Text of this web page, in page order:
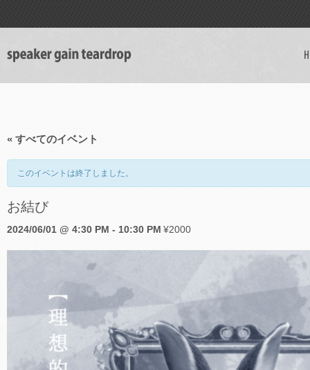
« すべてのイベント
このイベントは終了しました。
お結び
2024/06/01 @ 4:30 PM - 10:30 PM ¥2000